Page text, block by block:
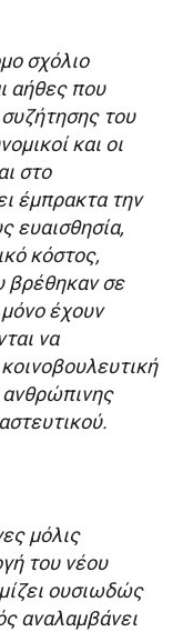
σχόλιο
αήθες που
του
και οι
στο
έμπρακτα την
ευαισθησία,
κόστος,
βρέθηκαν σε
έχουν
να
ανθρώπινης
μόλις
του νέου
ουσιωδώς
αναλαμβάνει